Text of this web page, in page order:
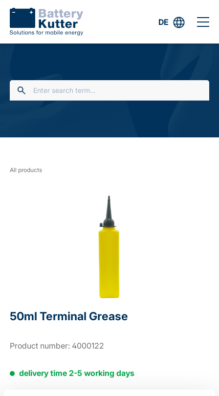
DE
All products
50ml Terminal Grease
Product number: 4000122
delivery time 2-5 working days